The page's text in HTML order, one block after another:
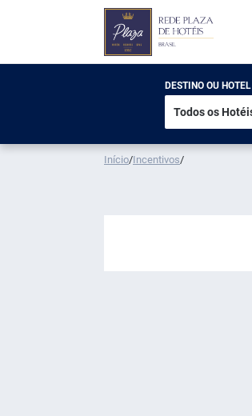
DESTINO OU HOTEL
Início/Incentivos/